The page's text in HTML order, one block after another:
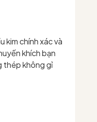
kim chính xác và
khích bạn
thép không gỉ